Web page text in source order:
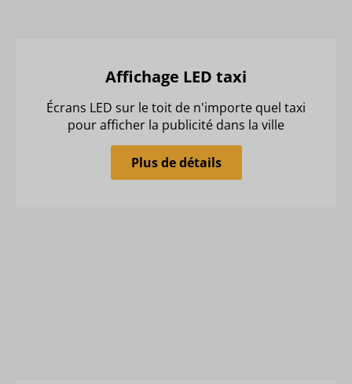
Affichage LED taxi
Écrans LED sur le toit de n'importe quel taxi
pour afficher la publicité dans la ville
Plus de détails